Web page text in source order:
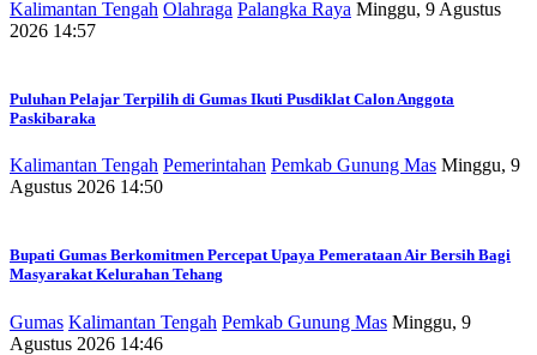
Kalimantan Tengah Olahraga Palangka Raya Minggu, 9 Agustus
2026 14:57
Puluhan Pelajar Terpilih di Gumas Ikuti Pusdiklat Calon Anggota
Paskibaraka
Kalimantan Tengah Pemerintahan Pemkab Gunung Mas Minggu, 9
Agustus 2026 14:50
Bupati Gumas Berkomitmen Percepat Upaya Pemerataan Air Bersih Bagi
Masyarakat Kelurahan Tehang
Gumas Kalimantan Tengah Pemkab Gunung Mas Minggu, 9
Agustus 2026 14:46